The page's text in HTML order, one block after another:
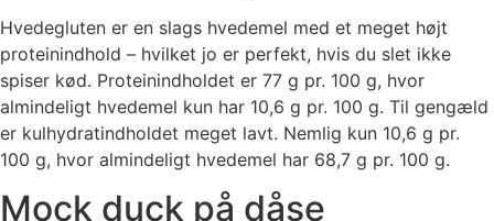
Hvedegluten er en slags hvedemel med et meget højt
proteinindhold – hvilket jo er perfekt, hvis du slet ikke
spiser kød. Proteinindholdet er 77 g pr. 100 g, hvor
almindeligt hvedemel kun har 10,6 g pr. 100 g. Til gengæld
er kulhydratindholdet meget lavt. Nemlig kun 10,6 g pr.
100 g, hvor almindeligt hvedemel har 68,7 g pr. 100 g.
Mock duck på dåse